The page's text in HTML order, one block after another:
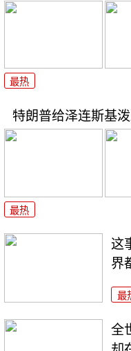
最热
特朗普给泽连斯基
最热
这
界
最
全